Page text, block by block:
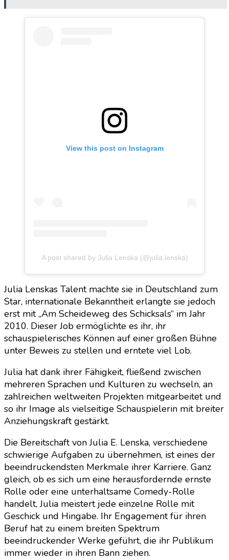
View this post on Instagram
A post shared by Julia Lenska (@julia.lenska)
Julia Lenskas Talent machte sie in Deutschland zum
Star, internationale Bekanntheit erlangte sie jedoch
erst mit „Am Scheideweg des Schicksals“ im Jahr
2010. Dieser Job ermöglichte es ihr, ihr
schauspielerisches Können auf einer großen Bühne
unter Beweis zu stellen und erntete viel Lob.
Julia hat dank ihrer Fähigkeit, fließend zwischen
mehreren Sprachen und Kulturen zu wechseln, an
zahlreichen weltweiten Projekten mitgearbeitet und
so ihr Image als vielseitige Schauspielerin mit breiter
Anziehungskraft gestärkt.
Die Bereitschaft von Julia E. Lenska, verschiedene
schwierige Aufgaben zu übernehmen, ist eines der
beeindruckendsten Merkmale ihrer Karriere. Ganz
gleich, ob es sich um eine herausfordernde ernste
Rolle oder eine unterhaltsame Comedy-Rolle
handelt, Julia meistert jede einzelne Rolle mit
Geschick und Hingabe. Ihr Engagement für ihren
Beruf hat zu einem breiten Spektrum
beeindruckender Werke geführt, die ihr Publikum
immer wieder in ihren Bann ziehen.